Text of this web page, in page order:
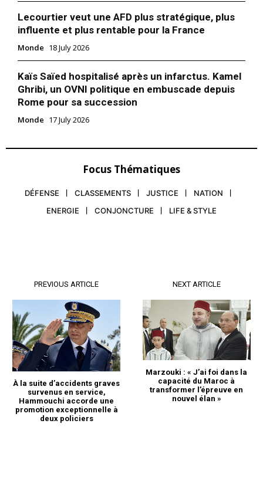
le1.ma
l'information
S'ABONNER MAINTENANT
Insight Publications
Lecourtier veut une AFD plus stratégique, plus
influente et plus rentable pour la France
Monde 18 July 2026
Kaïs Saïed hospitalisé après un infarctus. Kamel
Ghribi, un OVNI politique en embuscade depuis
Rome pour sa succession
Monde 17 July 2026
Focus Thématiques
DÉFENSE CLASSEMENTS JUSTICE
NATION
ENERGIE
CONJONCTURE LIFE & STYLE
PREVIOUS ARTICLE
À la suite d’accidents graves
survenus en service,
Hammouchi accorde une
promotion exceptionnelle à
deux policiers
NEXT ARTICLE
Marzouki : « J’ai foi dans la
capacité du Maroc à
transformer l’épreuve en
nouvel élan »